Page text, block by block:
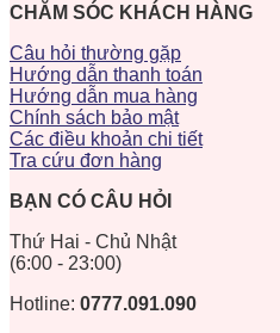
CHĂM SÓC KHÁCH HÀNG
Câu hỏi thường gặp
Hướng dẫn thanh toán
Hướng dẫn mua hàng
Chính sách bảo mật
Các điều khoản chi tiết
Tra cứu đơn hàng
BẠN CÓ CÂU HỎI
Thứ Hai - Chủ Nhật
(6:00 - 23:00)
Hotline: 0777.091.090